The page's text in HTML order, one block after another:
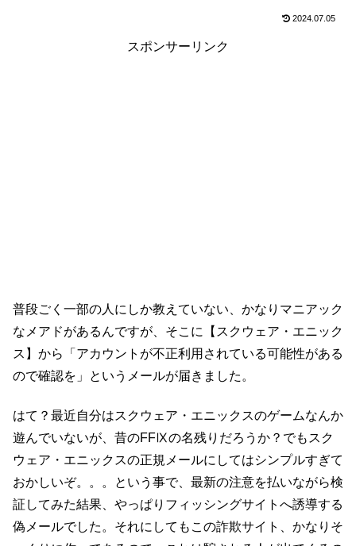
2024.07.05
スポンサーリンク
普段ごく一部の人にしか教えていない、かなりマニアック
なメアドがあるんですが、そこに【スクウェア・エニック
ス】から「アカウントが不正利用されている可能性がある
ので確認を」というメールが届きました。
はて？最近自分はスクウェア・エニックスのゲームなんか
遊んでいないが、昔のFFⅨの名残りだろうか？でもスク
ウェア・エニックスの正規メールにしてはシンプルすぎて
おかしいぞ。。。という事で、最新の注意を払いながら検
証してみた結果、やっぱりフィッシングサイトへ誘導する
偽メールでした。それにしてもこの詐欺サイト、かなりそ